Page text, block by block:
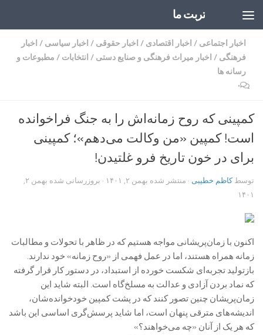
تربت ما
اخبار اجتماعی / اخبار اقتصادی / اخبار حقوقی / اخبار سیاسی / اخبار
فرهنگی / اخبار میراث فرهنگی و صنایع دستی / انتخابات / مطبوعات و
رسانه ها
۰
کمپینی که روح زمانه‌اش را به جنگ فراخوانده
است! کمپین «من وکالت می‌دهم»؛ کمپینی
برای در خون تاریخ فرو غلتیدن!
توسطکاظم خطیبی · منتشر شده بهمن ۲, ۱۴۰۱ · بروزرسانی شده
بهمن ۲,
۱۴۰۱
اکنون با زمان‌پریشانی مواجه هستیم که در ظاهر با تحولات و مطالبات
زمانه همراه هستند، اما در عمل فهمی از «روح زمانه» خود ندارند.
بازتولید تجربه‌ای شکست خورده از استبداد، در دستور کار قرار گرفته
که نماد بردن آزادی و عدالت به مسلخ‌گاه است. البته شاید این
زمان‌پریشان چنین تصور کنند که در پشت کمپین خودخوانده‌شان،
اندیشه‌های مترقی پنهان است، اما شاید پرسش‌گری اساسی این باشد
که هر یک از آنان «چه می‌خواهند؟»